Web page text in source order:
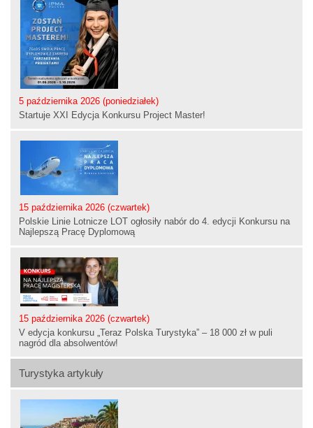
5 października 2026 (poniedziałek)
Startuje XXI Edycja Konkursu Project Master!
15 października 2026 (czwartek)
Polskie Linie Lotnicze LOT ogłosiły nabór do 4. edycji Konkursu na
Najlepszą Pracę Dyplomową
15 października 2026 (czwartek)
V edycja konkursu „Teraz Polska Turystyka” – 18 000 zł w puli
nagród dla absolwentów!
Turystyka artykuły